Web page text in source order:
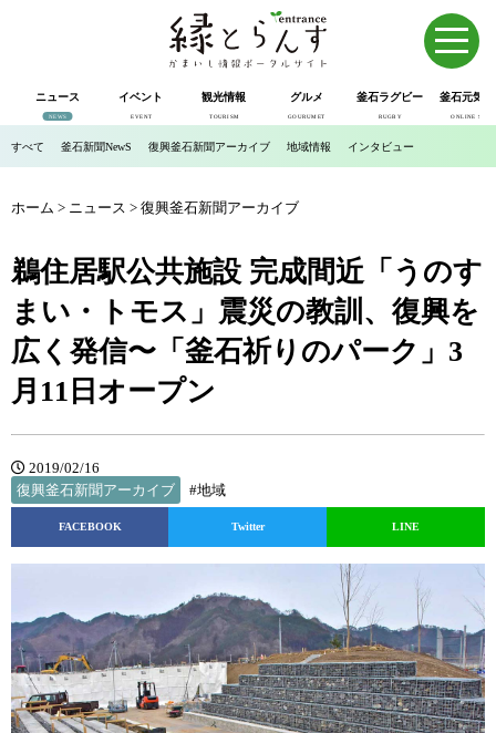
ニュース
NEWS
イベント
EVENT
観光情報
TOURISM
グルメ
GOURUMET
釜石ラグビー
RUGBY
釜石元気
ONLINE SHOP
すべて 釜石新聞NewS 復興釜石新聞アーカイブ 地域情報 インタビュー
ホーム > ニュース > 復興釜石新聞アーカイブ
鵜住居駅公共施設 完成間近「うのす
まい・トモス」震災の教訓、復興を
広く発信〜「釜石祈りのパーク」3
月11日オープン
2019/02/16
復興釜石新聞アーカイブ
#地域
FACEBOOK Twitter LINE